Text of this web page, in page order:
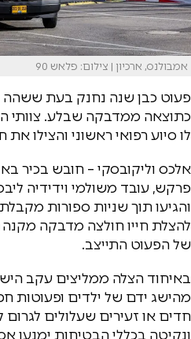
אמבולנס, ארכיון | צילום: פלאש 90
פעוט כבן שנה נחנק בעת ששהה
כתוצאה ממדבקה שבלע. צוותי
לו סיוע רפואי ראשוני והצילו את
אלכס וליקובסקי – חובש בכיר
פרקש, עובד משולמי וידידיה
והגיעו תוך שניות ספורות
להצלת חייו חולצה מדבקה
של הפעוט התייצב.
באיחוד הצלה ממליצים עקב
מהישג ידם של ילדים ופעוטות
חדים או זעירים שעלולים לגרום
ונקיטה בכללי הבטיחות ימנעו